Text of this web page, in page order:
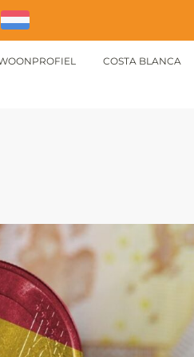
COSTA BLANCA